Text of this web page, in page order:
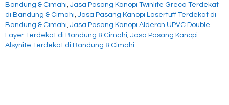
Bandung & Cimahi, Jasa Pasang Kanopi Twinlite Greca Terdekat
di Bandung & Cimahi, Jasa Pasang Kanopi Lasertuff Terdekat di
Bandung & Cimahi, Jasa Pasang Kanopi Alderon UPVC Double
Layer Terdekat di Bandung & Cimahi, Jasa Pasang Kanopi
Alsynite Terdekat di Bandung & Cimahi